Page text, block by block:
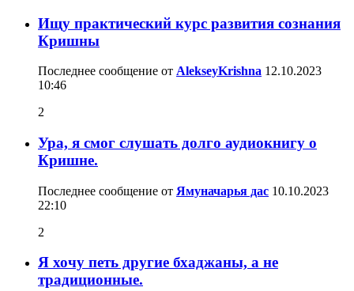
Ищу практический курс развития сознания
Кришны
Последнее сообщение от AlekseyKrishna 12.10.2023
10:46
2
Ура, я смог слушать долго аудиокнигу о
Кришне.
Последнее сообщение от Ямуначарья дас 10.10.2023
22:10
2
Я хочу петь другие бхаджаны, а не
традиционные.